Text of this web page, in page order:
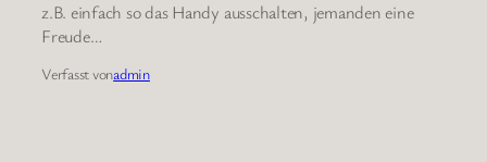
z.B. einfach so das Handy ausschalten, jemanden eine
Freude…
Verfasst vonadmin